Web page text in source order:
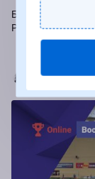
Букмекер Winline
Российской
Марья